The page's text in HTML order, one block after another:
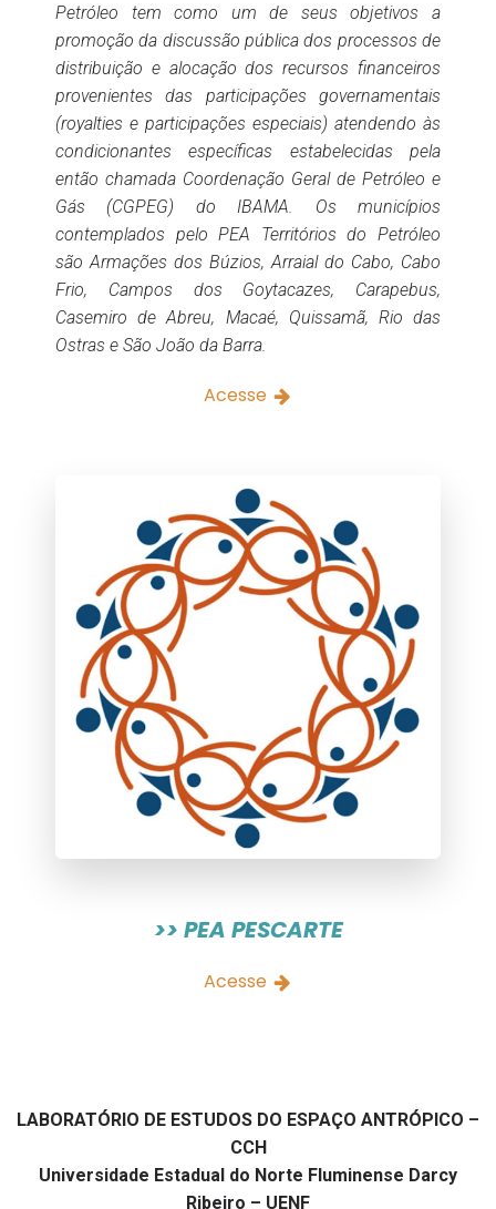
Petróleo tem como um de seus objetivos a
promoção da discussão pública dos processos de
distribuição e alocação dos recursos financeiros
provenientes das participações governamentais
(royalties e participações especiais) atendendo às
condicionantes específicas estabelecidas pela
então chamada Coordenação Geral de Petróleo e
Gás (CGPEG) do IBAMA. Os municípios
contemplados pelo PEA Territórios do Petróleo
são Armações dos Búzios, Arraial do Cabo, Cabo
Frio, Campos dos Goytacazes, Carapebus,
Casemiro de Abreu, Macaé, Quissamã, Rio das
Ostras e São João da Barra.
Acesse
>> PEA PESCARTE
Acesse
LABORATÓRIO DE ESTUDOS DO ESPAÇO ANTRÓPICO –
CCH
Universidade Estadual do Norte Fluminense Darcy
Ribeiro – UENF